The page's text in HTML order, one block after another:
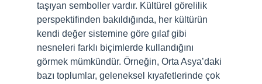
taşıyan semboller vardır. Kültürel görelilik
perspektifinden bakıldığında, her kültürün
kendi değer sistemine göre gılaf gibi
nesneleri farklı biçimlerde kullandığını
görmek mümkündür. Örneğin, Orta Asya’daki
bazı toplumlar, geleneksel kıyafetlerinde çok